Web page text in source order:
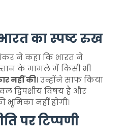
का स्पष्ट रुख
ने कहा कि भारत ने
के मामले में किसी भी
नहीं की। उन्होंने साफ किया
द्विपक्षीय विषय है और
नहीं होगी।
पर टिप्पणी